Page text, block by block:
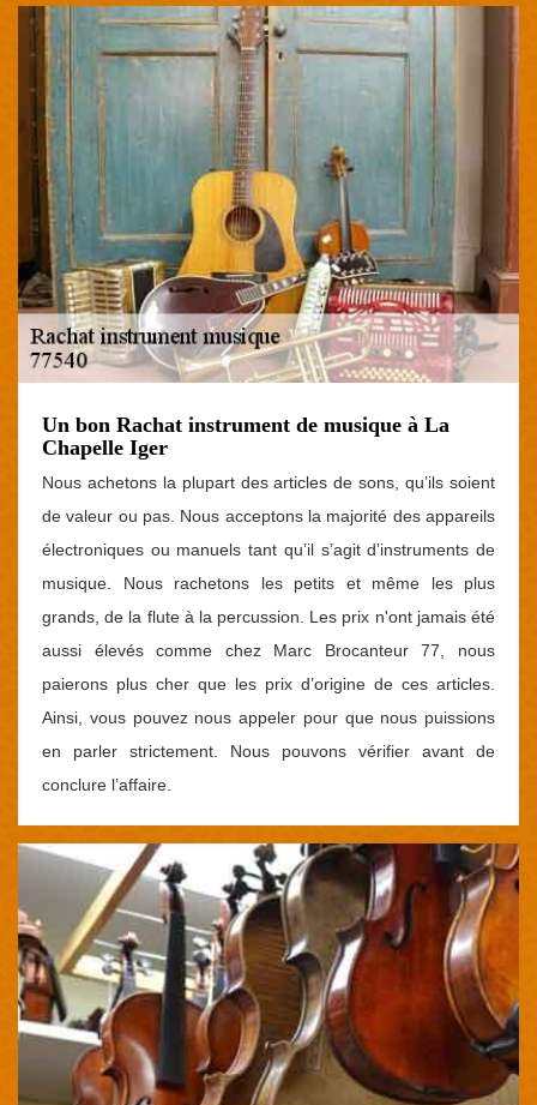
Un bon Rachat instrument de musique à La
Chapelle Iger
Nous achetons la plupart des articles de sons, qu’ils soient
de valeur ou pas. Nous acceptons la majorité des appareils
électroniques ou manuels tant qu’il s’agit d’instruments de
musique. Nous rachetons les petits et même les plus
grands, de la flute à la percussion. Les prix n'ont jamais été
aussi élevés comme chez Marc Brocanteur 77, nous
paierons plus cher que les prix d’origine de ces articles.
Ainsi, vous pouvez nous appeler pour que nous puissions
en parler strictement. Nous pouvons vérifier avant de
conclure l’affaire.